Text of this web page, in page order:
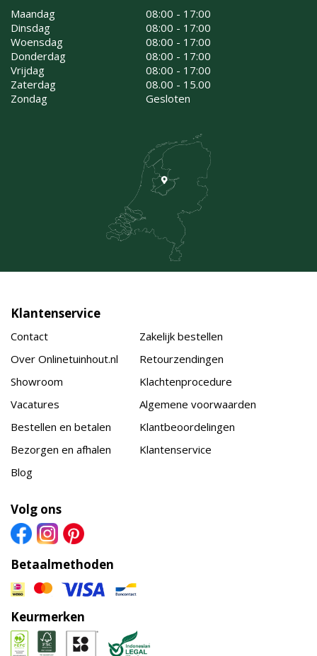
Maandag
08:00 - 17:00
Dinsdag
08:00 - 17:00
Woensdag
08:00 - 17:00
Donderdag
08:00 - 17:00
Vrijdag
08:00 - 17:00
Zaterdag
08.00 - 15.00
Zondag
Gesloten
Klantenservice
Contact
Over Onlinetuinhout.nl
Showroom
Vacatures
Bestellen en betalen
Bezorgen en afhalen
Blog
Zakelijk bestellen
Retourzendingen
Klachtenprocedure
Algemene voorwaarden
Klantbeoordelingen
Klantenservice
Volg ons
Betaalmethoden
Keurmerken